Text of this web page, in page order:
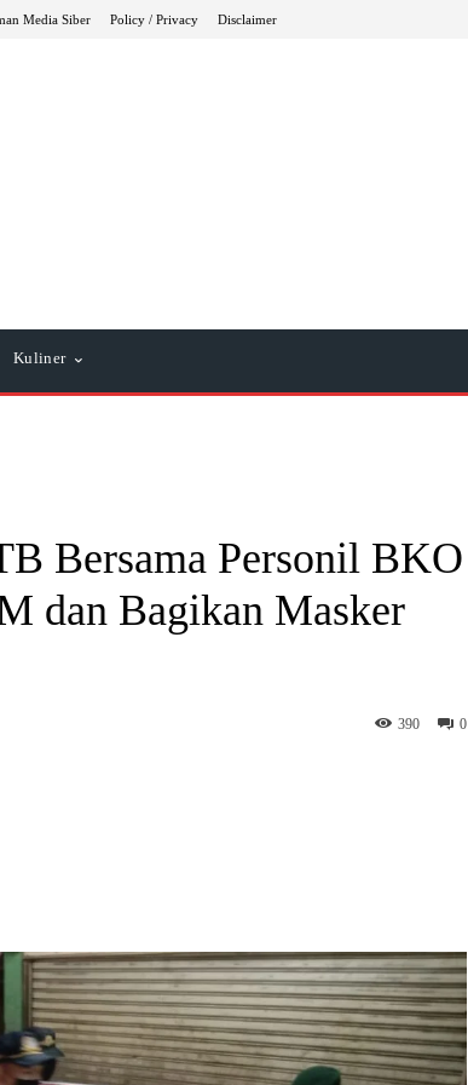
Media Siber Policy / Privacy Disclaimer
Kuliner
Bersama Personil BKO
dan Bagikan Masker
0
390